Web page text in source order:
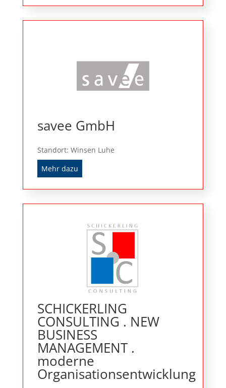
savee GmbH
Standort: Winsen Luhe
Mehr dazu
SCHICKERLING
CONSULTING . NEW
BUSINESS
MANAGEMENT .
moderne
Organisationsentwicklung